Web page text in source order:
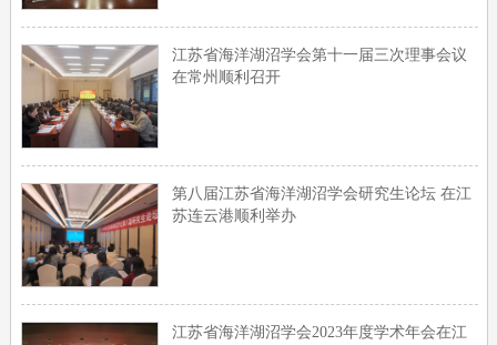
江苏省海洋湖沼学会第十一届三次理事会议
在常州顺利召开
第八届江苏省海洋湖沼学会研究生论坛 在江
苏连云港顺利举办
江苏省海洋湖沼学会2023年度学术年会在江